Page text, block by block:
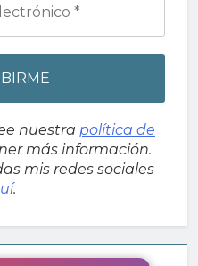
nuestra política de
más información.
mis redes sociales
.